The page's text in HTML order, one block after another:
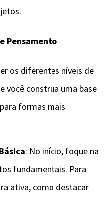
Pensamento
os diferentes níveis de
você construa uma base
formas mais
: No início, foque na
fundamentais. Para
ativa, como destacar